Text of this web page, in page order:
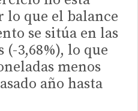
lo que el balance
se sitúa en las
(-3,68%), lo que
menos
año hasta